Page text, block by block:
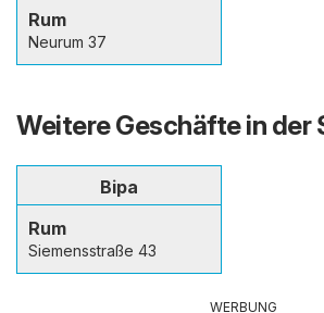
Rum
Neurum 37
Weitere Geschäfte in der
Bipa
Rum
Siemensstraße 43
WERBUNG